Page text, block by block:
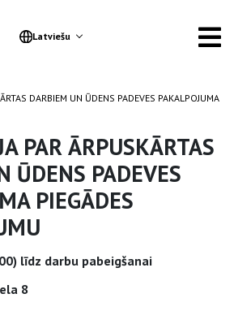
Latviešu
DARBIEM UN ŪDENS PADEVES PAKALPOJUMA
PAR ĀRPUSKĀRTAS
ŪDENS PADEVES
PIEGĀDES
līdz darbu pabeigšanai
8